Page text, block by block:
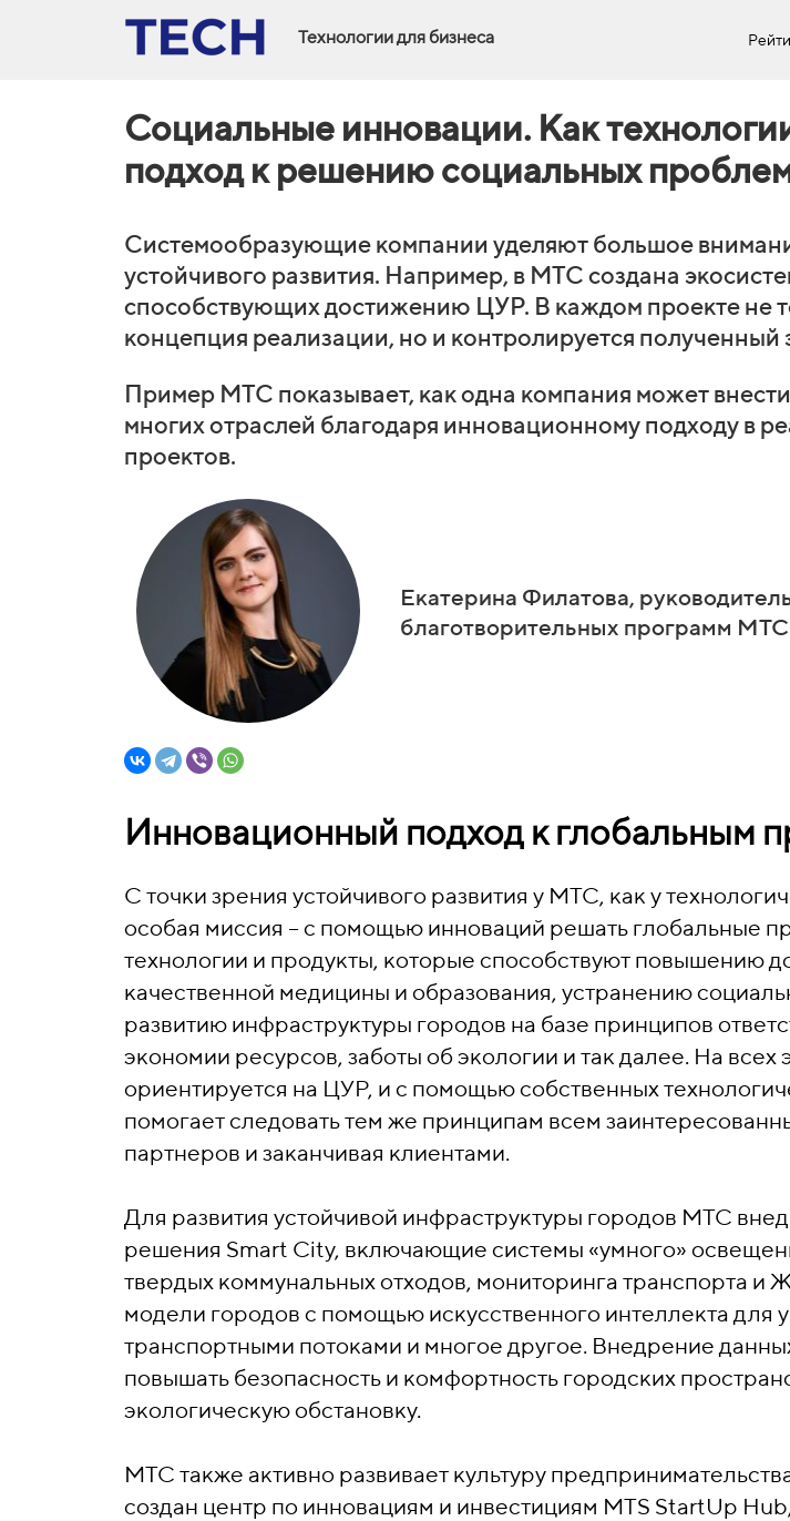
Технологии для бизнеса
Социальные инновации. Как
подход к решению социальных
Системообразующие компании уделяют большое
устойчивого развития. Например, в МТС создана
способствующих достижению ЦУР. В каждом проекте не
концепция реализации, но и контролируется полученный
Пример МТС показывает, как одна компания может внести
многих отраслей благодаря инновационному подходу в
проектов.
Екатерина Филатова,
благотворительных программ МТС
Инновационный подход к глобальным
С точки зрения устойчивого развития у МТС, как у
особая миссия – с помощью инноваций решать глобальные
технологии и продукты, которые способствуют повышению
качественной медицины и образования, устранению
развитию инфраструктуры городов на базе принципов
экономии ресурсов, заботы об экологии и так далее. На
ориентируется на ЦУР, и c помощью собственных
помогает следовать тем же принципам всем
партнеров и заканчивая клиентами.
Для развития устойчивой инфраструктуры городов МТС
решения Smart City, включающие системы «умного»
твердых коммунальных отходов, мониторинга транспорта и
модели городов с помощью искусственного интеллекта для
транспортными потоками и многое другое. Внедрение
повышать безопасность и комфортность городских
экологическую обстановку.
МТС также активно развивает культуру
создан центр по инновациям и инвестициям MTS StartUp